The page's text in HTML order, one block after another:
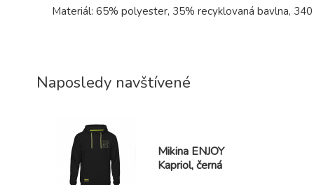
Materiál: 65% polyester, 35% recyklovaná bavlna,
Naposledy navštívené
Mikina ENJOY
Kapriol, černá